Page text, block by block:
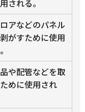
される。
アなどのパネル
がすために使用
や配管などを取
めに使用され